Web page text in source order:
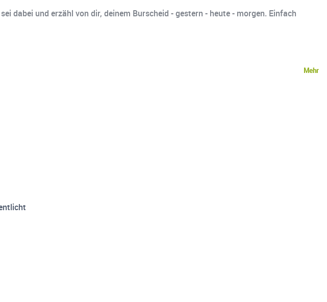
dabei und erzähl von dir, deinem Burscheid - gestern - heute - morgen. Einfach
Mehr